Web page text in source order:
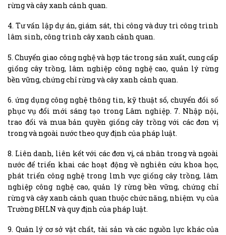
rừng và cây xanh cảnh quan.
4. Tư vấn lập dự án, giám sát, thi công và duy trì công trình
lâm sinh, công trình cây xanh cảnh quan.
5. Chuyển giao công nghệ và hợp tác trong sản xuất, cung cấp
giống cây trồng, lâm nghiệp công nghệ cao, quản lý rừng
bền vững, chứng chỉ rừng và cây xanh cảnh quan.
6. ứng dụng công nghệ thông tin, kỹ thuật số, chuyển đối số
phục vụ đổi mới sáng tạo trong Lâm nghiệp. 7. Nhập nội,
trao đổi và mua bản quyền giống cây trồng với các đơn vị
trong và ngoài nước theo quy định của pháp luật.
8. Liên danh, liên kết với các đơn vị, cá nhân trong và ngoài
nước để triển khai các hoạt động về nghiên cứu khoa học,
phát triển công nghệ trong lmh vực giống cây trồng, lâm
nghiệp công nghệ cao, quản lý rừng bền vững, chứng chỉ
rừng và cây xanh cảnh quan thuộc chức năng, nhiệm vụ của
Trường ĐHLN và quy định của pháp luật.
9. Quản lý cơ sở vật chất, tài sản và các nguồn lực khác của